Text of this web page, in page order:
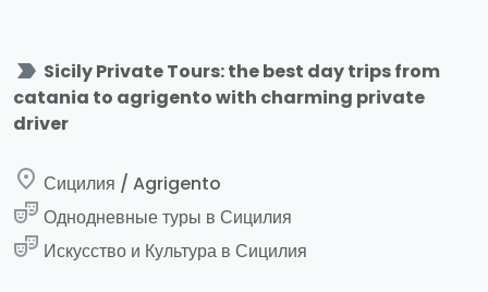
label_important Sicily Private Tours: the best day trips from
catania to agrigento with charming private
driver
place Сицилия / Agrigento
theater_comedy Однодневные туры в Сицилия
theater_comedy Искусство и Культура в Сицилия